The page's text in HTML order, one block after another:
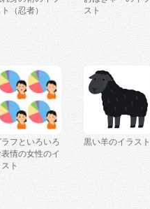
（忍者）
スト
ラフといろいろ
情の女性のイ
ト
黒い羊のイラスト